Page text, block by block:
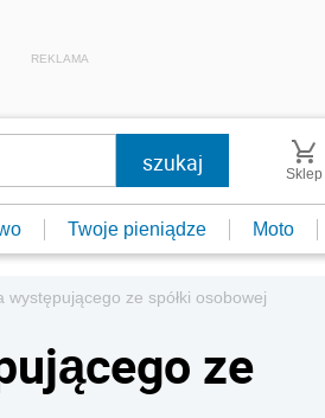
REKLAMA
Sklep
Twoje pieniądze Moto
występującego ze spółki osobowej
ze